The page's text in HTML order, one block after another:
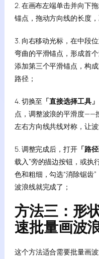
2. 在画布左端单击并向下
锚点，拖动方向线的长度
3. 向右移动光标，在中段
弯曲的平滑锚点，形成首
添加第三个平滑锚点，构
路径；
4. 切换至 「直接选择工具」
点，调整波浪的平滑度——
左右方向线共线对称，让波
5. 调整完成后，打开「路径
载入”旁的描边按钮，或
色和粗细，勾选“消除锯齿
波浪线就完成了；
方法三：形
速批量画波
这个方法适合需要批量画